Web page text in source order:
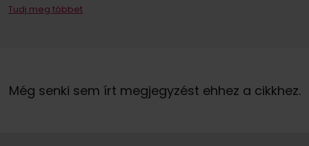
A hírlevélre való feliratkozással Ön hozzájárul ahhoz, hogy a WhitePress Kft. által kínált szolgáltatások és áruk közvetlen marketingjével kapcsolatos kereskedelmi információk elektronikus kommunikációs eszközökön, különösen e-mailen keresztül küldjenek. és megbízható üzleti partnerei, akik érdeklődnek saját termékeik vagy szolgáltatásaik értékesítésében. Személyes adatai kezelésének jogalapja az Ön hozzájárulása (GDPR 6. cikk (1) bekezdés a) pont).
Tudj meg többet
Még senki sem írt megjegyzést ehhez a cikkhez.